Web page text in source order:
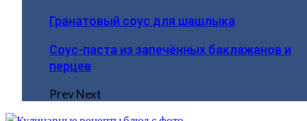
Гранатовый соус для шашлыка
Соус-паста из запечённых баклажанов и
перцев
PrevNext